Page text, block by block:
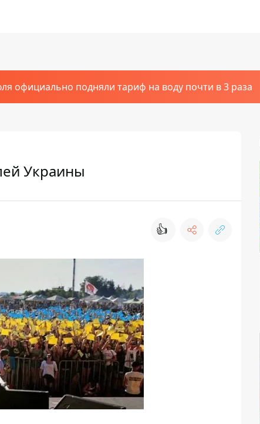
официально подняли тариф на воду почти в 3 раза
Украины
👍